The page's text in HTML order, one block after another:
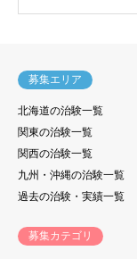
募集エリア
北海道の治験一覧
関東の治験一覧
関西の治験一覧
九州・沖縄の治験一覧
過去の治験・実績一覧
募集カテゴリ